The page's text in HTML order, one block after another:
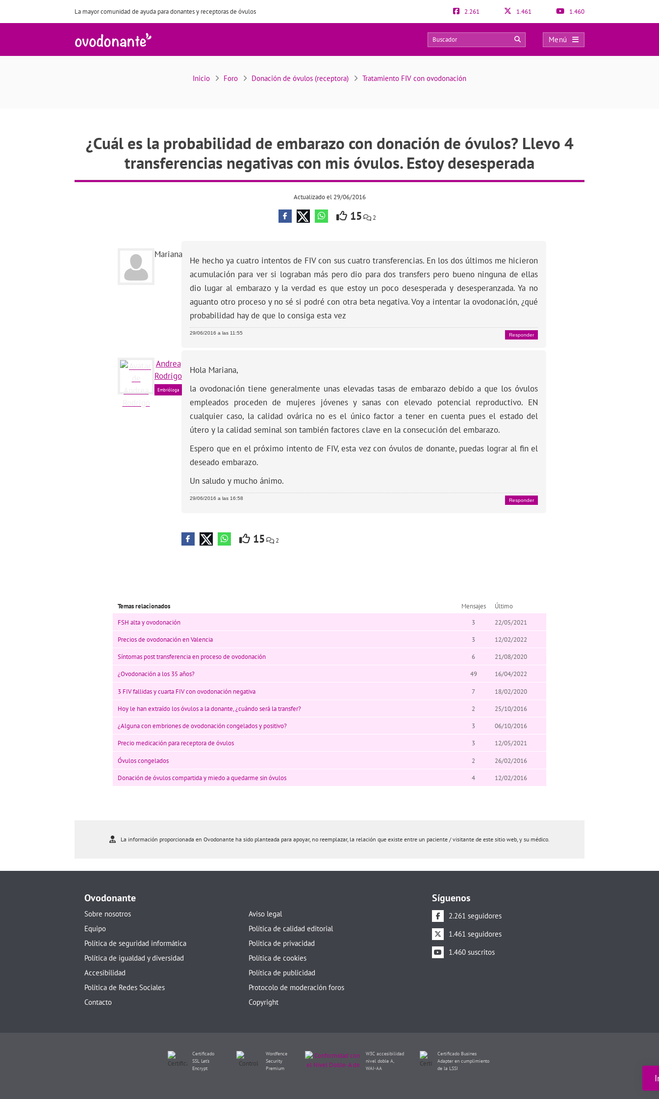
La mayor comunidad de ayuda para donantes y receptoras de óvulos 2.261 1.461 1.460
Menú
¿Cuál es la probabilidad de embarazo con donación de óvulos? Llevo 4 transferencias negativas con mis óvulos. Estoy desesperada
13 0
Inicio Foro Donación de óvulos (receptora) Tratamiento FIV con ovodonación
¿Cuál es la probabilidad de embarazo con donación de óvulos? Llevo 4
transferencias negativas con mis óvulos. Estoy desesperada
Actualizado el 29/06/2016
15 2
Mariana
He hecho ya cuatro intentos de FIV con sus cuatro transferencias. En los dos últimos me hicieron
acumulación para ver si lograban más pero dio para dos transfers pero bueno ninguna de ellas
dio lugar al embarazo y la verdad es que estoy un poco desesperada y desesperanzada. Ya no
aguanto otro proceso y no sé si podré con otra beta negativa. Voy a intentar la ovodonación, ¿qué
probabilidad hay de que lo consiga esta vez
29/06/2016 a las 11:55 Responder
Andrea
Rodrigo
Embrióloga
Hola Mariana,
la ovodonación tiene generalmente unas elevadas tasas de embarazo debido a que los óvulos
empleados proceden de mujeres jóvenes y sanas con elevado potencial reproductivo. EN
cualquier caso, la calidad ovárica no es el único factor a tener en cuenta pues el estado del
útero y la calidad seminal son también factores clave en la consecución del embarazo.
Espero que en el próximo intento de FIV, esta vez con óvulos de donante, puedas lograr al fin el
deseado embarazo.
Un saludo y mucho ánimo.
29/06/2016 a las 16:58 Responder
15 2
Temas relacionados Mensajes
Último
FSH alta y ovodonación
3 22/05/2021
Precios de ovodonación en Valencia 3 12/02/2022
Síntomas post transferencia en proceso de ovodonación 6 21/08/2020
¿Ovodonación a los 35 años? 49 16/04/2022
3 FIV fallidas y cuarta FIV con ovodonación negativa 7 18/02/2020
Hoy le han extraído los óvulos a la donante, ¿cuándo será la transfer? 2 25/10/2016
¿Alguna con embriones de ovodonación congelados y positivo? 3 06/10/2016
Precio medicación para receptora de óvulos 3 12/05/2021
Óvulos congelados 2 26/02/2016
Donación de óvulos compartida y miedo a quedarme sin óvulos 4 12/02/2016
La información proporcionada en Ovodonante ha sido planteada para apoyar, no reemplazar, la relación que existe entre un paciente / visitante de este sitio web, y su médico.
Ovodonante
Sobre nosotros
Equipo
Política de seguridad informática
Política de igualdad y diversidad
Accesibilidad
Política de Redes Sociales
Contacto
Aviso legal
Política de calidad editorial
Politica de privacidad
Política de cookies
Política de publicidad
Protocolo de moderación foros
Copyright
Síguenos
2.261 seguidores
1.461 seguidores
1.460 suscritos
Certificado
SSL Let's
Encrypt
Wordfence
Security
Premium
W3C accesibilidad
nivel doble A,
WAI-AA
Certificado Busines
Adapter en cumplimiento
de la LSSI